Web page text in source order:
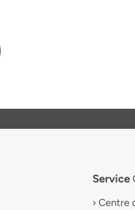
Service
Centre